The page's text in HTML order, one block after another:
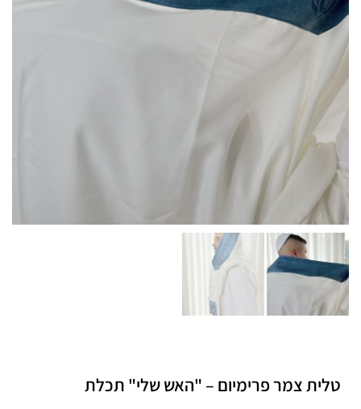
טלית צמר פרימיום – "האש שלי" תכלת